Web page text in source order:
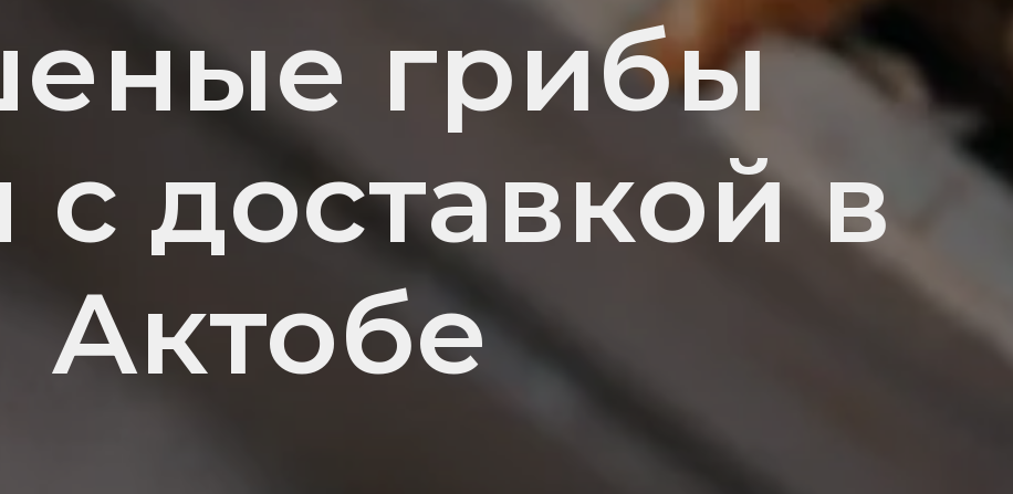
грибы
с доставкой в
Актобе